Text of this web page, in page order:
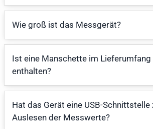
Wie groß ist das Messgerät?
Ist eine Manschette im Lieferumfang
enthalten?
Hat das Gerät eine USB-Schnittstelle
Auslesen der Messwerte?